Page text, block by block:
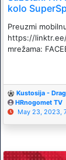
kolo
Preuzmi
https://
mrežama:
Kustosija -
HRnogomet TV
May 23, 2023,